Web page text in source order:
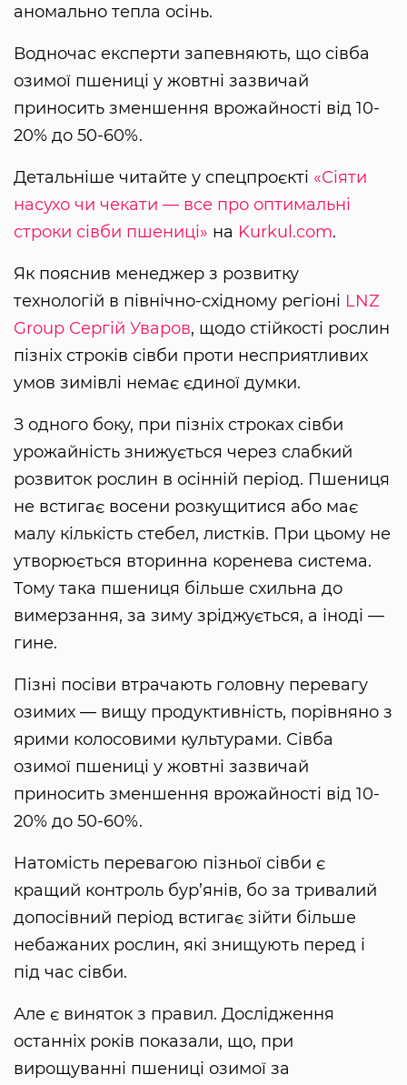
аномально тепла осінь.
Водночас експерти запевняють, що сівба
озимої пшениці у жовтні зазвичай
приносить зменшення врожайності від 10-
20% до 50-60%.
Детальніше читайте у спецпроєкті «Сіяти
насухо чи чекати — все про оптимальні
строки сівби пшениці» на Kurkul.com.
Як пояснив менеджер з розвитку
технологій в північно-східному регіоні LNZ
Group Сергій Уваров, щодо стійкості рослин
пізніх строків сівби проти несприятливих
умов зимівлі немає єдиної думки.
З одного боку, при пізніх строках сівби
урожайність знижується через слабкий
розвиток рослин в осінній період. Пшениця
не встигає восени розкущитися або має
малу кількість стебел, листків. При цьому не
утворюється вторинна коренева система.
Тому така пшениця більше схильна до
вимерзання, за зиму зріджується, а іноді —
гине.
Пізні посіви втрачають головну перевагу
озимих — вищу продуктивність, порівняно з
ярими колосовими культурами. Сівба
озимої пшениці у жовтні зазвичай
приносить зменшення врожайності від 10-
20% до 50-60%.
Натомість перевагою пізньої сівби є
кращий контроль бур’янів, бо за тривалий
допосівний період встигає зійти більше
небажаних рослин, які знищують перед і
під час сівби.
Але є виняток з правил. Дослідження
останніх років показали, що, при
вирощуванні пшениці озимої за